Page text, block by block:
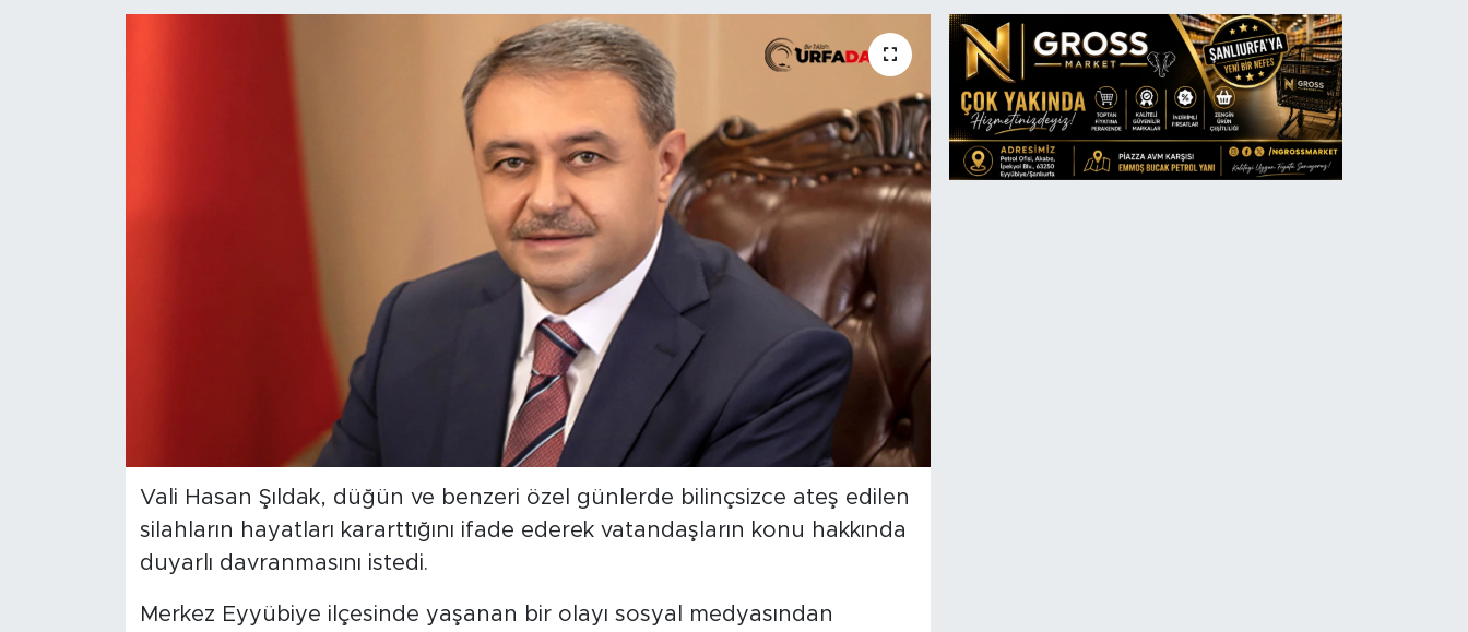
Vali Hasan Şıldak, düğün ve benzeri özel günlerde bilinçsizce ateş edilen
silahların hayatları kararttığını ifade ederek vatandaşların konu hakkında
duyarlı davranmasını istedi.
Merkez Eyyübiye ilçesinde yaşanan bir olayı sosyal medyasından